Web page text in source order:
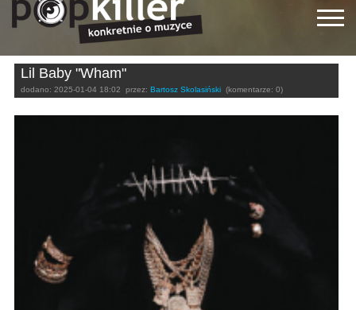
Lil Baby "Wham"
dodano: 2025-01-04 18:02 przez: Bartosz Skolasiński (komentarze: 0)